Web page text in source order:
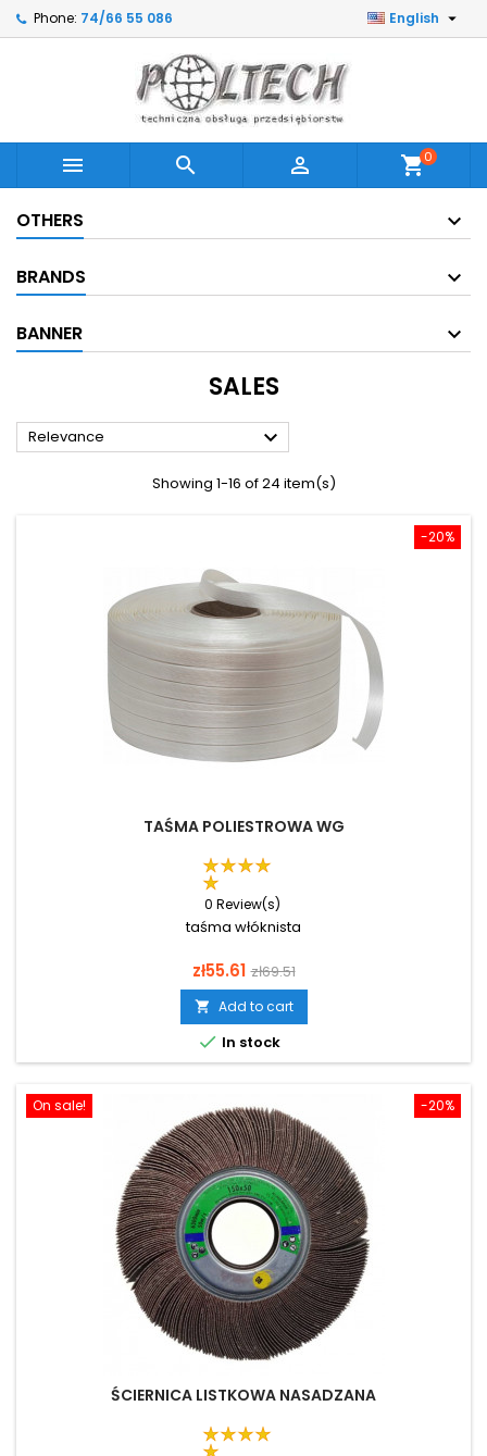
Phone: 74/66 55 086 English 
   shopping_cart0
OTHERS
BRANDS
BANNER
SALES
Relevance 
Showing 1-16 of 24 item(s)
-20%
TAŚMA POLIESTROWA WG
0 Review(s)
taśma włóknista
Price
zł55.61 Regular
price
zł69.51
 Add to cart
 In stock
-20%
On sale!
ŚCIERNICA LISTKOWA NASADZANA